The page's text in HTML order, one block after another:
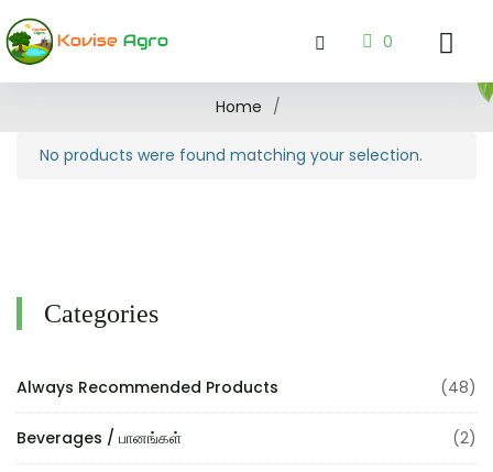
0
Home /
No products were found matching your selection.
Categories
Always Recommended Products (48)
Beverages / பானங்கள் (2)